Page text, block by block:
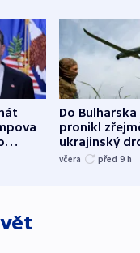
Do Bulharska
pronikl
ukrajinský
explodoval
včera před 9 h